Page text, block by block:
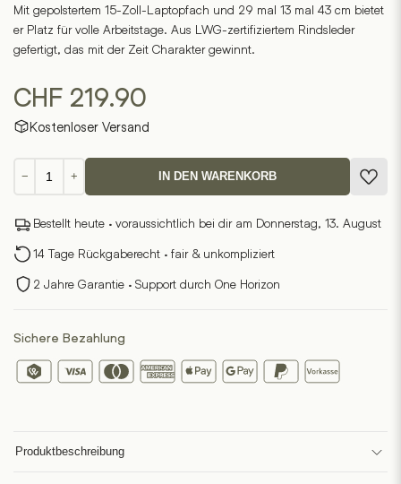
Mit gepolstertem 15-Zoll-Laptopfach und 29 mal 13 mal 43 cm bietet
er Platz für volle Arbeitstage. Aus LWG-zertifiziertem Rindsleder
gefertigt, das mit der Zeit Charakter gewinnt.
CHF 219.90
Kostenloser Versand
− + IN DEN WARENKORB
Bestellt heute · voraussichtlich bei dir am Donnerstag, 13. August
14 Tage Rückgaberecht · fair & unkompliziert
2 Jahre Garantie · Support durch One Horizon
Sichere Bezahlung
Produktbeschreibung